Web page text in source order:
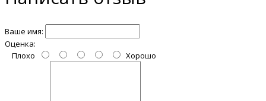
Ваше имя:
Оценка:
Плохо
Хорошо